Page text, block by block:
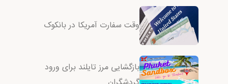
وقت سفارت آمریکا در بانکوک
بازگشایی مرز تایلند برای ورود